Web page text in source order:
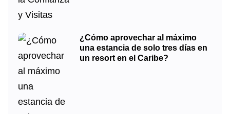
¿Cómo aprovechar al máximo
una estancia de solo tres días en
un resort en el Caribe?